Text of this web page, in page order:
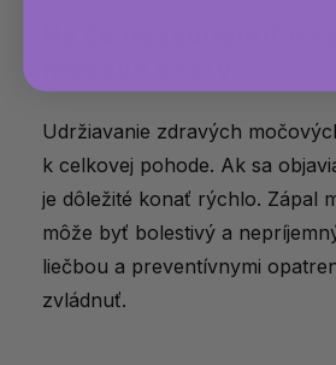
Udržiavanie zdravých
k celkovej pohode. Ak sa
je dôležité konať rýchlo. Zápal
môže byť bolestivý a
liečbou a preventívnymi
zvládnuť.